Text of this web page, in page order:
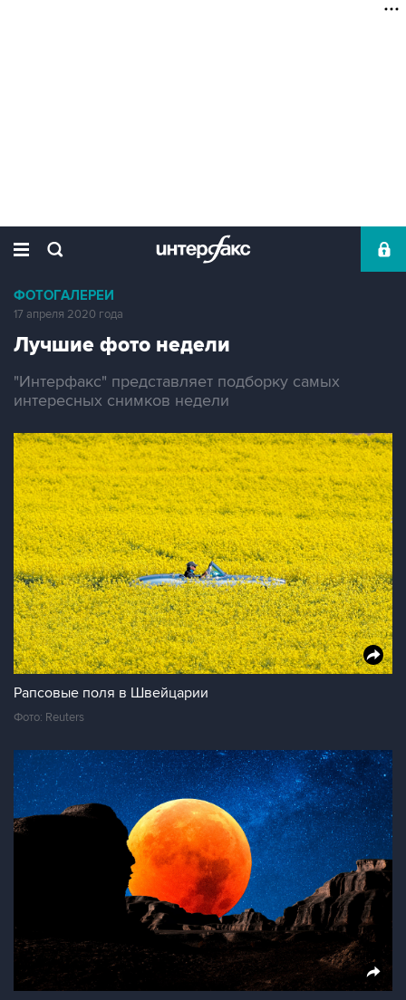
ФОТОГАЛЕРЕИ
17 апреля 2020 года
Лучшие фото недели
"Интерфакс" представляет подборку самых
интересных снимков недели
Рапсовые поля в Швейцарии
Фото: Reuters